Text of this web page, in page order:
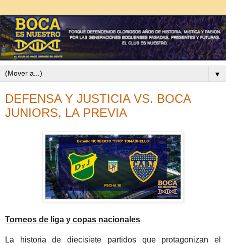
▼
DEFENSA Y JUSTICIA VS. BOCA
JUNIORS, LA PREVIA
Torneos de liga y copas nacionales
La historia de diecisiete partidos que protagonizan el